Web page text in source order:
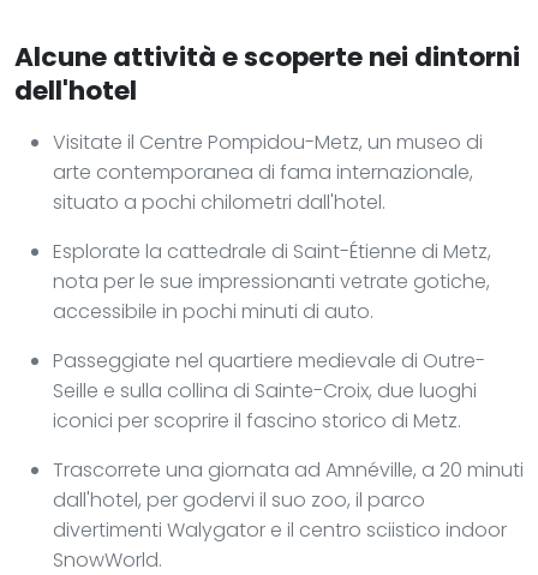
Alcune attività e scoperte nei dintorni
dell'hotel
Visitate il Centre Pompidou-Metz, un museo di
arte contemporanea di fama internazionale,
situato a pochi chilometri dall'hotel.
Esplorate la cattedrale di Saint-Étienne di Metz,
nota per le sue impressionanti vetrate gotiche,
accessibile in pochi minuti di auto.
Passeggiate nel quartiere medievale di Outre-
Seille e sulla collina di Sainte-Croix, due luoghi
iconici per scoprire il fascino storico di Metz.
Trascorrete una giornata ad Amnéville, a 20 minuti
dall'hotel, per godervi il suo zoo, il parco
divertimenti Walygator e il centro sciistico indoor
SnowWorld.